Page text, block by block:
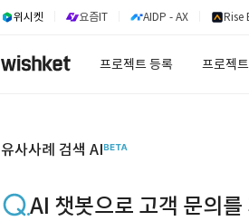
위시켓 요즘IT AIDP - AX Rise
프로젝트 등록 프로젝
유사사례 검색 AI
AI 챗봇으로 고객 문의